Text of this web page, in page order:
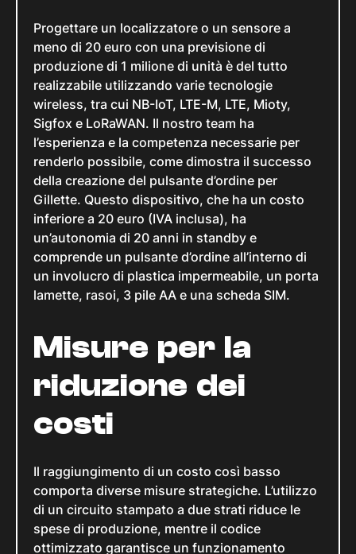
Progettare un localizzatore o un sensore a
meno di 20 euro con una previsione di
produzione di 1 milione di unità è del tutto
realizzabile utilizzando varie tecnologie
wireless, tra cui NB-IoT, LTE-M, LTE, Mioty,
Sigfox e LoRaWAN. Il nostro team ha
l’esperienza e la competenza necessarie per
renderlo possibile, come dimostra il successo
della creazione del pulsante d’ordine per
Gillette. Questo dispositivo, che ha un costo
inferiore a 20 euro (IVA inclusa), ha
un’autonomia di 20 anni in standby e
comprende un pulsante d’ordine all’interno di
un involucro di plastica impermeabile, un porta
lamette, rasoi, 3 pile AA e una scheda SIM.
Misure per la
riduzione dei
costi
Il raggiungimento di un costo così basso
comporta diverse misure strategiche. L’utilizzo
di un circuito stampato a due strati riduce le
spese di produzione, mentre il codice
ottimizzato garantisce un funzionamento